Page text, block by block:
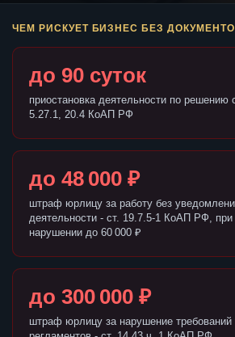
ЧЕМ РИСКУЕТ БИЗНЕС БЕЗ
до 90 суток
приостановка деятельности по решению
5.27.1, 20.4 КоАП РФ
до 48 000 ₽
штраф юрлицу за работу без
деятельности - ст. 19.7.5-1 КоАП РФ, при
нарушении до 60 000 ₽
до 300 000 ₽
штраф юрлицу за нарушение требований